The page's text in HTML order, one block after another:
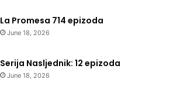
La Promesa 714 epizoda
June 18, 2026
Serija Nasljednik: 12 epizoda
June 18, 2026